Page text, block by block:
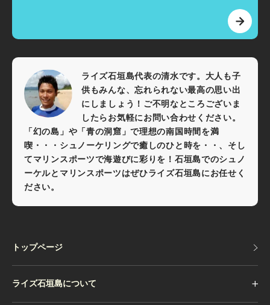
ライズ石垣島代表の清水です。大人も子
供もみんな、忘れられない最高の思い出
にしましょう！ご不明なところございま
したらお気軽にお問い合わせください。
「幻の島」や「青の洞窟」で理想の南国時間を満
喫・・・シュノーケリングで癒しのひと時を・・、そし
てマリンスポーツで海遊びに彩りを！石垣島でのシュノ
ーケルとマリンスポーツはぜひライズ石垣島にお任せく
ださい。
トップページ
ライズ石垣島について